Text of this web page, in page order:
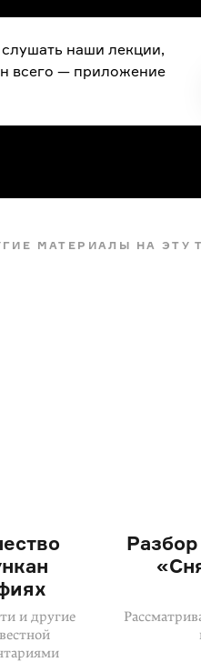
наши лекции,
всего — приложение
МАТЕРИАЛЫ НА ЭТУ
и другие